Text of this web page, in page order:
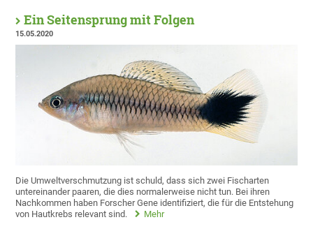
Ein Seitensprung mit Folgen
15.05.2020
Die Umweltverschmutzung ist schuld, dass sich zwei Fischarten
untereinander paaren, die dies normalerweise nicht tun. Bei ihren
Nachkommen haben Forscher Gene identifiziert, die für die Entstehung
von Hautkrebs relevant sind.
Mehr